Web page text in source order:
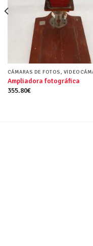
Ampliadora fotográfica
355.80€